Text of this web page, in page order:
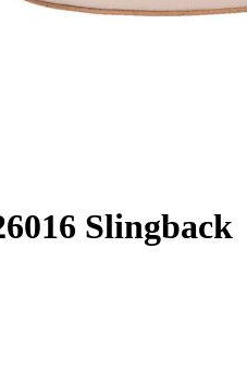
Slingback